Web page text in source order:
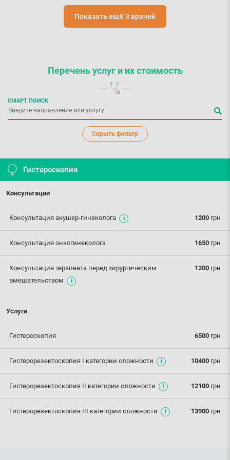
Показать ещё 3 врачей
Перечень услуг и их стоимость
СМАРТ ПОИСК
Скрыть фильтр
Гистероскопия
Консультации
1200 грн
Консультация акушер-гинеколога
1650 грн
Консультация онкогинеколога
1200 грн
Консультация терапевта перед хирургическим
вмешательством
Услуги
6500 грн
Гистероскопия
10400 грн
Гистерорезектоскопия I категории сложности
12100 грн
Гистерорезектоскопия ІІ категории сложности
13900 грн
Гистерорезектоскопия ІІІ категории сложности